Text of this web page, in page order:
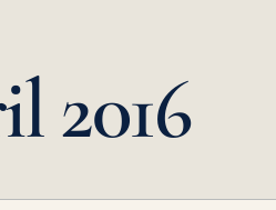
2016